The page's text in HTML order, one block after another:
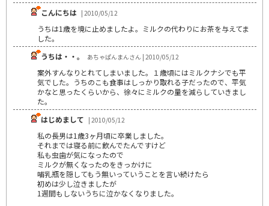
こんにちは | 2010/05/12
うちは1歳を境に止めましたよ。ミルクの代わりにお茶を与えてま
した。
うちは・・。
あちゃぱんまんさん | 2010/05/12
案外すんなりとれてしまいました。１歳頃にはミルクナシでも平
気でした。うちのこも食事はしっかり取れる子だったので、平気
かなと思ったくらいから、徐々にミルクの量を減らしていきまし
た。
はじめまして | 2010/05/12
私の長男は1歳3ヶ月頃に卒業しました。
それまでは寝る前に飲んでたんですけど
私も虫歯が気になったので
ミルクが無くなったのをきっかけに
哺乳瓶を隠してもう無いっていうことを言い続けたら
初めは少し泣きましたが
1週間もしないうちに泣かなくなりました。